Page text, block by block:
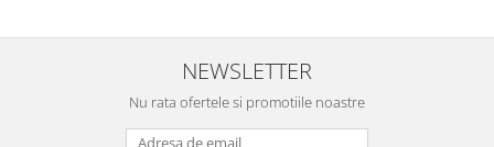
Organizator de chei Wunderkey
Constructor foto Mozabrick &
Puzzle lemn Cluebox
NEWSLETTER
Nu rata ofertele si promotiile noastre